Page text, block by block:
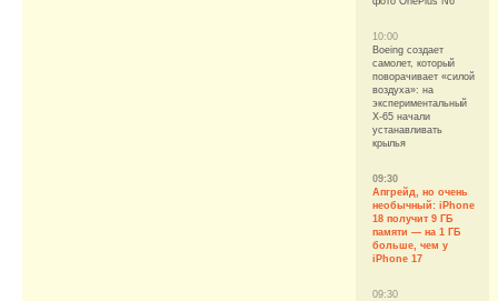
10:00
Boeing создает
самолет, который
поворачивает «силой
воздуха»: на
экспериментальный
X-65 начали
устанавливать
крылья
09:30
Апгрейд, но очень
необычный: iPhone
18 получит 9 ГБ
памяти — на 1 ГБ
больше, чем у
iPhone 17
09:30